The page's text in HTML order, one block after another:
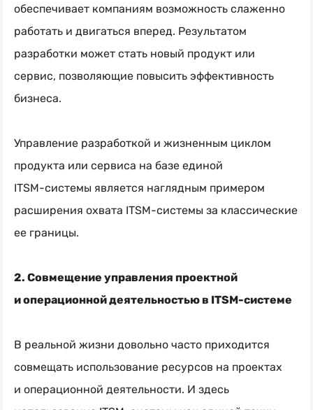
обеспечивает компаниям возможность слаженно
работать и двигаться вперед. Результатом
разработки может стать новый продукт или
сервис, позволяющие повысить эффективность
бизнеса.
Управление разработкой и жизненным циклом
продукта или сервиса на базе единой
ITSM-системы является наглядным примером
расширения охвата ITSM-системы за классические
ее границы.
2. Совмещение управления проектной
и операционной деятельностью в ITSM-системе
В реальной жизни довольно часто приходится
совмещать использование ресурсов на проектах
и операционной деятельности. И здесь